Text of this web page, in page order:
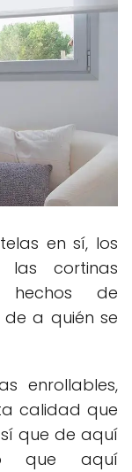
en sí, los
las cortinas
hechos de
a quién se
enrollables,
calidad que
que de aquí
que aquí